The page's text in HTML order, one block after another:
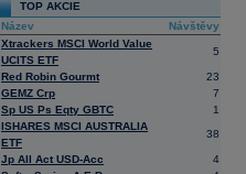
TOP AKCIE
Název
Návštěvy
Xtrackers MSCI World Value
UCITS ETF
5
Red Robin Gourmt
23
GEMZ Crp
7
Sp US Ps Eqty GBTC
1
ISHARES MSCI AUSTRALIA
ETF
38
Jp All Act USD-Acc
4